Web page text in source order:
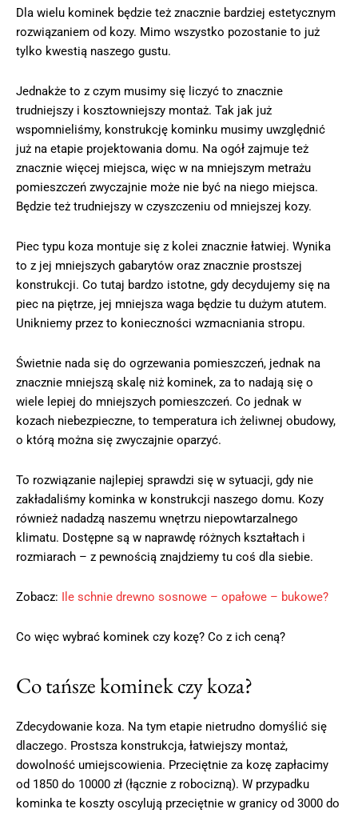
Dla wielu kominek będzie też znacznie bardziej estetycznym
rozwiązaniem od kozy. Mimo wszystko pozostanie to już
tylko kwestią naszego gustu.
Jednakże to z czym musimy się liczyć to znacznie
trudniejszy i kosztowniejszy montaż. Tak jak już
wspomnieliśmy, konstrukcję kominku musimy uwzględnić
już na etapie projektowania domu. Na ogół zajmuje też
znacznie więcej miejsca, więc w na mniejszym metrażu
pomieszczeń zwyczajnie może nie być na niego miejsca.
Będzie też trudniejszy w czyszczeniu od mniejszej kozy.
Piec typu koza montuje się z kolei znacznie łatwiej. Wynika
to z jej mniejszych gabarytów oraz znacznie prostszej
konstrukcji. Co tutaj bardzo istotne, gdy decydujemy się na
piec na piętrze, jej mniejsza waga będzie tu dużym atutem.
Unikniemy przez to konieczności wzmacniania stropu.
Świetnie nada się do ogrzewania pomieszczeń, jednak na
znacznie mniejszą skalę niż kominek, za to nadają się o
wiele lepiej do mniejszych pomieszczeń. Co jednak w
kozach niebezpieczne, to temperatura ich żeliwnej obudowy,
o którą można się zwyczajnie oparzyć.
To rozwiązanie najlepiej sprawdzi się w sytuacji, gdy nie
zakładaliśmy kominka w konstrukcji naszego domu. Kozy
również nadadzą naszemu wnętrzu niepowtarzalnego
klimatu. Dostępne są w naprawdę różnych kształtach i
rozmiarach – z pewnością znajdziemy tu coś dla siebie.
Zobacz: Ile schnie drewno sosnowe – opałowe – bukowe?
Co więc wybrać kominek czy kozę? Co z ich ceną?
Co tańsze kominek czy koza?
Zdecydowanie koza. Na tym etapie nietrudno domyślić się
dlaczego. Prostsza konstrukcja, łatwiejszy montaż,
dowolność umiejscowienia. Przeciętnie za kozę zapłacimy
od 1850 do 10000 zł (łącznie z robocizną). W przypadku
kominka te koszty oscylują przeciętnie w granicy od 3000 do